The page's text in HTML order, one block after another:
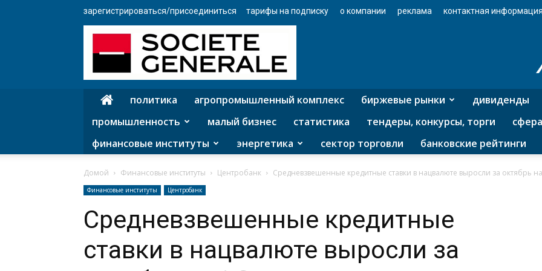
зарегистрироваться/присоединиться тарифы на подписку о компании реклама контактная информация
политика агропромышленный комплекс биржевые рынки дивиденды
промышленность
малый бизнес статистика тендеры, конкурсы, торги
финансовые институты
энергетика сектор торговли банковские рейтинги
Домой Финансовые институты Центробанк Средневзвешенные кредитные ставки в нацвалюте выросли за октябрь
Финансовые институты Центробанк
Средневзвешенные кредитные
ставки в нацвалюте выросли за